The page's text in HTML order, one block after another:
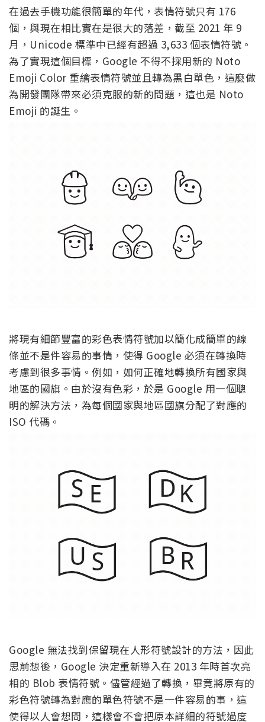
在過去手機功能很簡單的年代，表情符號只有 176
個，與現在相比實在是很大的落差，截至 2021 年 9
月，Unicode 標準中已經有超過 3,633 個表情符號。
為了實現這個目標，Google 不得不採用新的 Noto
Emoji Color 重繪表情符號並且轉為黑白單色，這麼做
為開發團隊帶來必須克服的新的問題，這也是 Noto
Emoji 的誕生。
將現有細節豐富的彩色表情符號加以簡化成簡單的線
條並不是件容易的事情，使得 Google 必須在轉換時
考慮到很多事情。例如，如何正確地轉換所有國家與
地區的國旗。由於沒有色彩，於是 Google 用一個聰
明的解決方法，為每個國家與地區國旗分配了對應的
ISO 代碼。
Google 無法找到保留現在人形符號設計的方法，因此
思前想後，Google 決定重新導入在 2013 年時首次亮
相的 Blob 表情符號。儘管經過了轉換，畢竟將原有的
彩色符號轉為對應的單色符號不是一件容易的事，這
使得以人會想問，這樣會不會把原本詳細的符號過度